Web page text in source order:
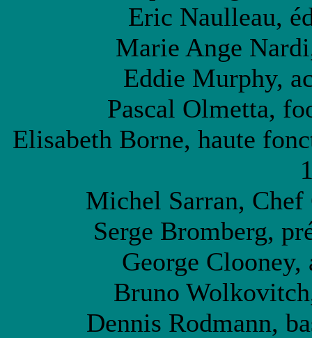
Eric Naulleau,
Marie Ange
Eddie Murphy,
Pascal Olmetta,
Elisabeth Borne, haute
Michel Sarran,
Serge Bromberg,
George
Bruno
Dennis Rodmann,